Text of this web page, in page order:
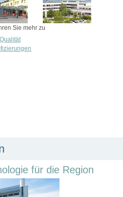
Sie mehr zu
Qualität
für die Region